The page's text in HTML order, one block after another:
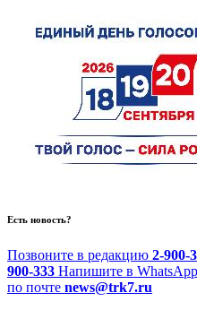
Есть новость?
Позвоните в редакцию 2-900-
900-333 Напишите в WhatsApp
по почте news@trk7.ru